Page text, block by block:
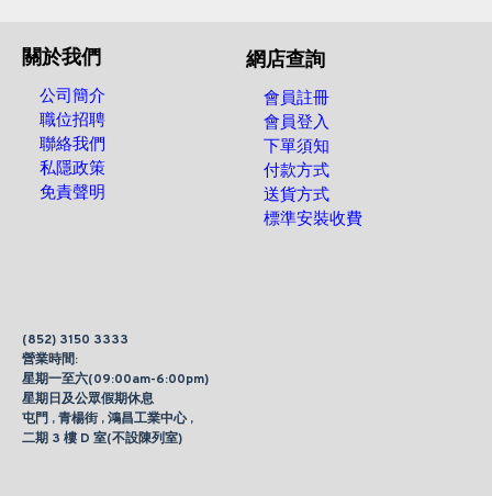
關於我們
公司簡介
職位招聘
聯絡我們
私隱政策
免責聲明
網店查詢
會員註冊
會員登入
下單須知
付款方式
送貨方式
標準安裝收費
(852) 3150 3333
營業時間:
星期一至六(09:00am-6:00pm)
星期日及公眾假期休息
屯門 , 青楊街 , 鴻昌工業中心 ,
二期 3 樓 D 室(不設陳列室)